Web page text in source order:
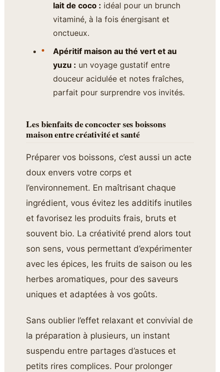
lait de coco : idéal pour un brunch
vitaminé, à la fois énergisant et
onctueux.
Apéritif maison au thé vert et au
yuzu : un voyage gustatif entre
douceur acidulée et notes fraîches,
parfait pour surprendre vos invités.
Les bienfaits de concocter ses boissons
maison entre créativité et santé
Préparer vos boissons, c’est aussi un acte
doux envers votre corps et
l’environnement. En maîtrisant chaque
ingrédient, vous évitez les additifs inutiles
et favorisez les produits frais, bruts et
souvent bio. La créativité prend alors tout
son sens, vous permettant d’expérimenter
avec les épices, les fruits de saison ou les
herbes aromatiques, pour des saveurs
uniques et adaptées à vos goûts.
Sans oublier l’effet relaxant et convivial de
la préparation à plusieurs, un instant
suspendu entre partages d’astuces et
petits rires complices. Pour prolonger